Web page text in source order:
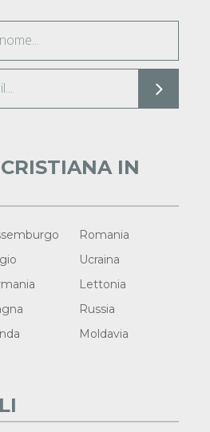
IN
Romania
Ucraina
Lettonia
Russia
Moldavia